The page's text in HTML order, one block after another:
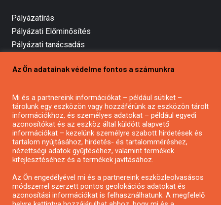
Pályázatírás
Pályázati Előminősítés
Pályázati tanácsadás
Mezőgazdasági pályázatírás
Pályázatírás civil szervezeteknek
Pályázatírás önkormányzatoknak
Pályázatfigyelés
Specifikus pályázatfigyelés vagy hírlevél
Az Ön adatainak védelme fontos a számunkra
Mi és a partnereink információkat – például sütiket –
tárolunk egy eszközön vagy hozzáférünk az eszközön tárolt
információkhoz, és személyes adatokat – például egyedi
azonosítókat és az eszköz által küldött alapvető
információkat – kezelünk személyre szabott hirdetések és
tartalom nyújtásához, hirdetés- és tartalomméréshez,
nézettségi adatok gyűjtéséhez, valamint termékek
kifejlesztéséhez és a termékek javításához.
Az Ön engedélyével mi és a partnereink eszközleolvasásos
módszerrel szerzett pontos geolokációs adatokat és
azonosítási információkat is felhasználhatunk. A megfelelő